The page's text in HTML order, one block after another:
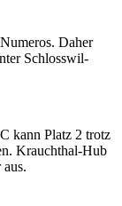
Daher
Schlosswil-
kann Platz 2 trotz
Krauchthal-Hub